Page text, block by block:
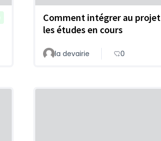
Comment intégrer au projet
les études en cours
la devairie 0